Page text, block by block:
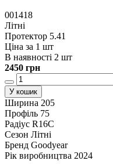
001418
Літні
Протектор 5.41
Ціна за 1 шт
В наявності 2 шт
2450 грн
У кошик
Ширина 205
Профіль 75
Радіус R16C
Сезон Літні
Бренд Goodyear
Рік виробництва 2024